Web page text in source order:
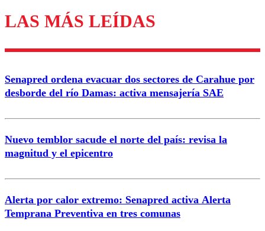
Enviar comentario
LAS MÁS LEÍDAS
Senapred ordena evacuar dos sectores de Carahue por
desborde del río Damas: activa mensajería SAE
Nuevo temblor sacude el norte del país: revisa la
magnitud y el epicentro
Alerta por calor extremo: Senapred activa Alerta
Temprana Preventiva en tres comunas